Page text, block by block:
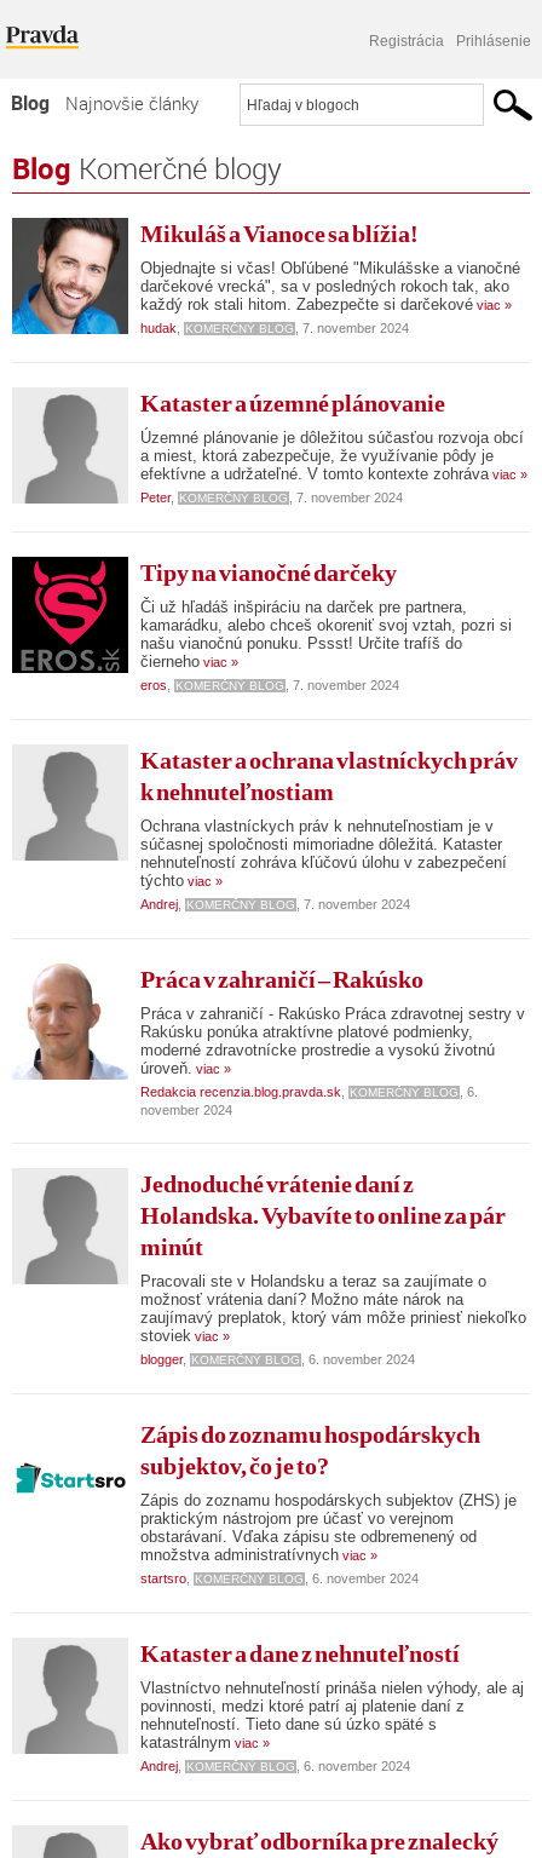
Registrácia Prihlásenie
Blog
Najnovšie články
Najčítanejšie články
Najkomentovanejšie články
Zoznam blogov
Komerčné blogy
Blog Komerčné blogy
Mikuláš a Vianoce sa blížia!
Objednajte si včas! Obľúbené "Mikulášske a vianočné
darčekové vrecká", sa v posledných rokoch tak, ako
každý rok stali hitom. Zabezpečte si darčekové viac »
hudak
KOMERČNÝ BLOG , 7. november 2024
Kataster a územné plánovanie
Územné plánovanie je dôležitou súčasťou rozvoja obcí
a miest, ktorá zabezpečuje, že využívanie pôdy je
efektívne a udržateľné. V tomto kontexte zohráva viac »
Peter, KOMERČNÝ BLOG , 7. november 2024
Tipy na vianočné darčeky
Či už hľadáš inšpiráciu na darček pre partnera,
kamarádku, alebo chceš okoreniť svoj vztah, pozri si
našu vianočnú ponuku. Pssst! Určite trafíš do
čierneho viac »
eros
KOMERČNÝ BLOG , 7. november 2024
Kataster a ochrana vlastníckych práv
k nehnuteľnostiam
Ochrana vlastníckych práv k nehnuteľnostiam je v
súčasnej spoločnosti mimoriadne dôležitá. Kataster
nehnuteľností zohráva kľúčovú úlohu v zabezpečení
týchto viac »
Andrej
KOMERČNÝ BLOG , 7. november 2024
Práca v zahraničí – Rakúsko
Práca v zahraničí - Rakúsko Práca zdravotnej sestry v
Rakúsku ponúka atraktívne platové podmienky,
moderné zdravotnícke prostredie a vysokú životnú
úroveň. viac »
Redakcia recenzia.blog.pravda.sk
KOMERČNÝ BLOG
, 6.
november 2024
Jednoduché vrátenie daní z
Holandska. Vybavíte to online za pár
minút
Pracovali ste v Holandsku a teraz sa zaujímate o
možnosť vrátenia daní? Možno máte nárok na
zaujímavý preplatok, ktorý vám môže priniesť niekoľko
stoviek viac »
blogger, KOMERČNÝ BLOG , 6. november 2024
Zápis do zoznamu hospodárskych
subjektov, čo je to?
Zápis do zoznamu hospodárskych subjektov (ZHS) je
praktickým nástrojom pre účasť vo verejnom
obstarávaní. Vďaka zápisu ste odbremenený od
množstva administratívnych viac »
startsro
KOMERČNÝ BLOG , 6. november 2024
Kataster a dane z nehnuteľností
Vlastníctvo nehnuteľností prináša nielen výhody, ale aj
povinnosti, medzi ktoré patrí aj platenie daní z
nehnuteľností. Tieto dane sú úzko späté s
katastrálnym viac »
Andrej
KOMERČNÝ BLOG , 6. november 2024
Ako vybrať odborníka pre znalecký